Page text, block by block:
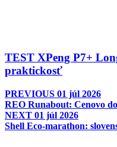
TEST XPeng P7+
praktickosť
PREVIOUS 01 júl 2026
REO Runabout: Cenovo
NEXT 01 júl 2026
Shell Eco-marathon: